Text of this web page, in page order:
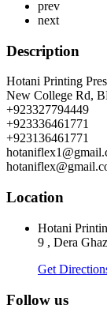
prev
next
Description
Hotani Printing
New College Rd,
+923327794449
+923336461771
+923136461771
Location
Hotani
9 , Dera
Get
Follow us